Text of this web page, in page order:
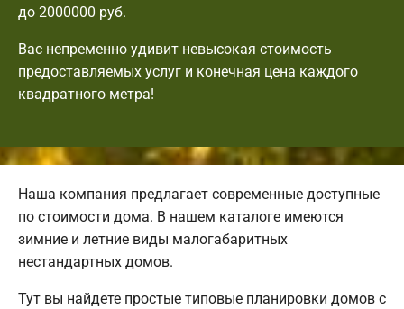
до 2000000 руб.
Вас непременно удивит невысокая стоимость
предоставляемых услуг и конечная цена каждого
квадратного метра!
Наша компания предлагает современные доступные
по стоимости дома. В нашем каталоге имеются
зимние и летние виды малогабаритных
нестандартных домов.
Тут вы найдете простые типовые планировки домов с